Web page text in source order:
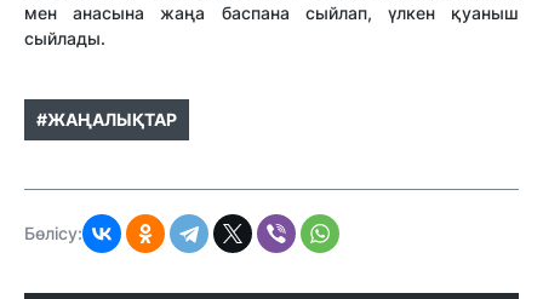
мен анасына жаңа баспана сыйлап, үлкен қуаныш
сыйлады.
#ЖАҢАЛЫҚТАР
Бөлісу: